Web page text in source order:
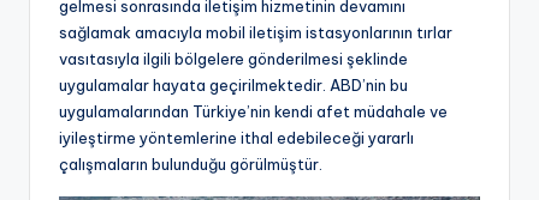
gelmesi sonrasında iletişim hizmetinin devamını
sağlamak amacıyla mobil iletişim istasyonlarının tırlar
vasıtasıyla ilgili bölgelere gönderilmesi şeklinde
uygulamalar hayata geçirilmektedir. ABD’nin bu
uygulamalarından Türkiye’nin kendi afet müdahale ve
iyileştirme yöntemlerine ithal edebileceği yararlı
çalışmaların bulunduğu görülmüştür.